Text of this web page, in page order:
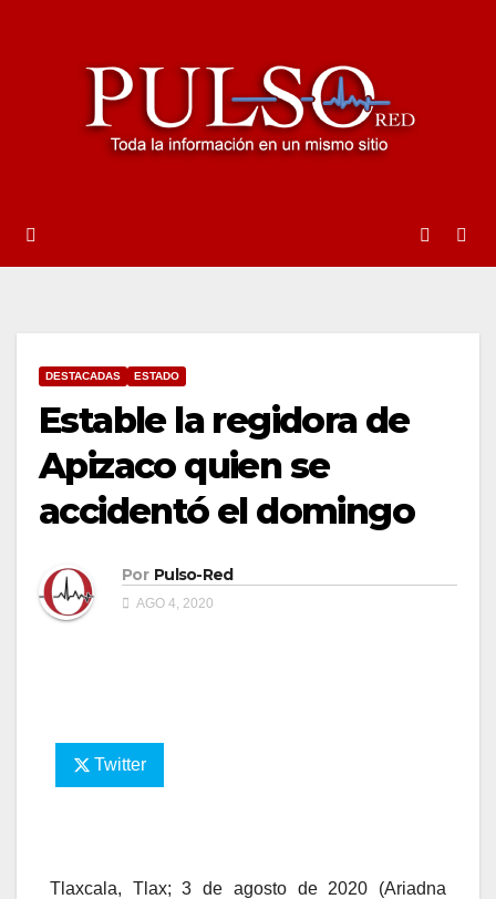
DESTACADAS ESTADO
Estable la regidora de
Apizaco quien se
accidentó el domingo
Por Pulso-Red
AGO 4, 2020
Twitter
Tlaxcala, Tlax; 3 de agosto de 2020 (Ariadna